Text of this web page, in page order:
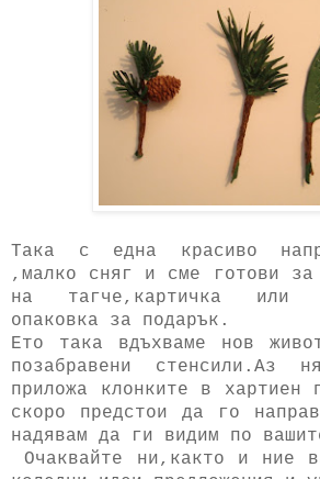
Така с една красиво
,малко сняг и сме готови за
на тагче,картичка или
опаковка за подарък.
Ето така вдъхваме нов
позабравени стенсили.Аз
приложа клонките в хартиен
скоро предстои да го
надявам да ги видим по
Oчаквайте ни,както и ние